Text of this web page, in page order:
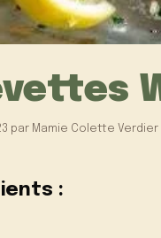
par Mamie Colette Verdier
: